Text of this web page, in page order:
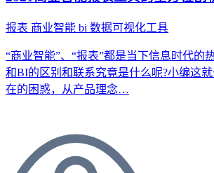
报表 商业智能 bi 数据可视化工具
“商业智能”、“报表”都是当下信息时代的
和BI的区别和联系究竟是什么呢?小编这
在的困惑，从产品理念…